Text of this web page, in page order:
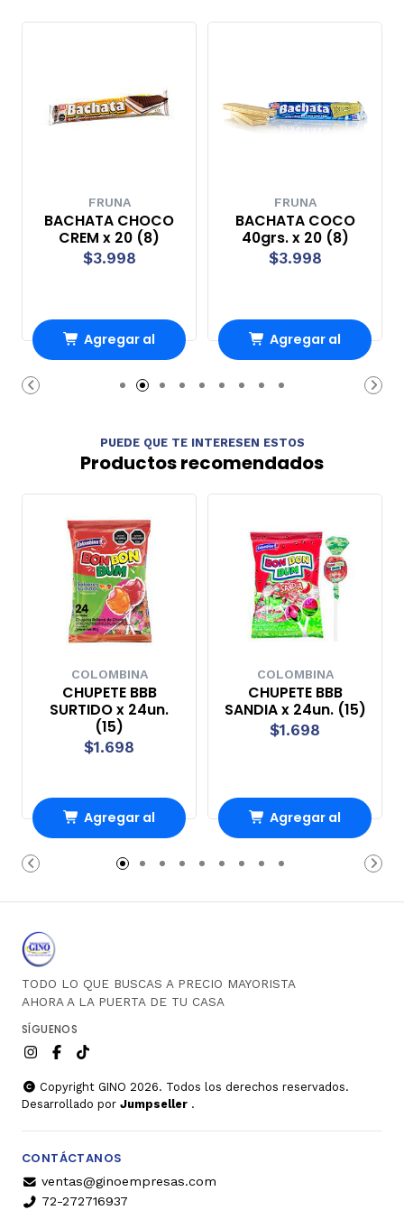
FRUNA
BACHATA CHOCO
CREM x 20 (8)
$3.998
Agregar al
Carro
FRUNA
BACHATA COCO
40grs. x 20 (8)
$3.998
Agregar al
Carro
PUEDE QUE TE INTERESEN ESTOS
Productos recomendados
COLOMBINA
CHUPETE BBB
SURTIDO x 24un.
(15)
$1.698
Agregar al
Carro
COLOMBINA
CHUPETE BBB
SANDIA x 24un. (15)
$1.698
Agregar al
Carro
TODO LO QUE BUSCAS A PRECIO MAYORISTA
AHORA A LA PUERTA DE TU CASA
SÍGUENOS
Copyright GINO 2026. Todos los derechos reservados.
Desarrollado por Jumpseller .
CONTÁCTANOS
ventas@ginoempresas.com
72-272716937